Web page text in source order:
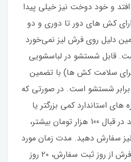
و خود دوخت نیز خیلی پیدا
کش های دور تا دوری و دو
دلیل روی فرش لیز نمی‌خورد
قابل شستشو در لباسشویی
از ۳۰ درجه برای سلامت کش ها) با تضمین
شستشو است. در صورتی که
استاندارد کمی بزرگتر یا
کوچکتر باشند، می توانید در قبال 100 هزار تومان بیشتر،
نیز سفارش دهید. مدت زمان مورد
نیاز برای تولید این کاور فرش از روز ثبت سفارش، ۲۰ روز